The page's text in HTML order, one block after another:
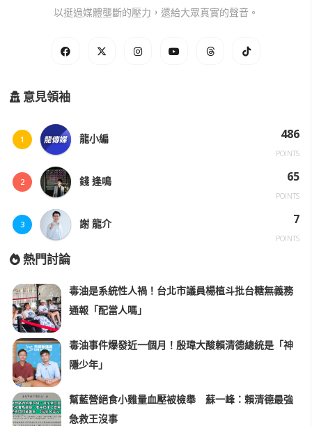
以挺過媒體壟斷的壓力，還給大眾真實的聲音。
意見領袖
1 龍小編 486
POINTS
2 錢 逢鳴 65
POINTS
3 謝 龍介 7
POINTS
熱門討論
毒油是系統性人禍！台北市議員楊植斗批台糖無義務
通報「配當人嗎」
毒油事件爆發近一個月！殷瑋大酸賴清德總統是「神
隱少年」
幫藍營絕食小雞量血壓被檢舉 蘇一峰：賴清德最強
急救王沒事